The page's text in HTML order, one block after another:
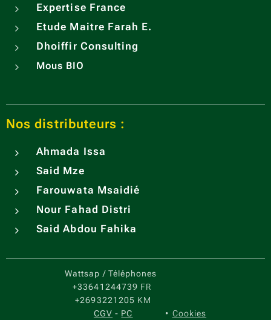
Expertise France
Etude Maitre Farah E.
Dhoiffir Consulting
Mous BIO
Nos distributeurs :
Ahmada Issa
Said Mze
Farouwata Msaidié
Nour Fahad Distri
Said Abdou Fahika
Wattsap / Téléphones
+33641244739 FR
+2693221205 KM
CGV - PC Cookies